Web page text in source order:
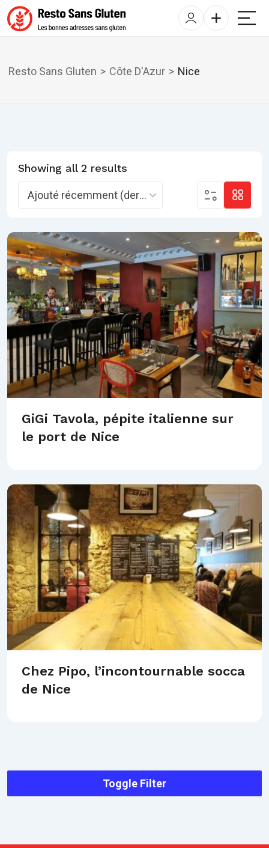
Resto Sans Gluten > Côte D'Azur > Nice
Showing all 2 results
Ajouté récemment (derniers)
GiGi Tavola, pépite italienne sur
le port de Nice
Chez Pipo, l’incontournable socca
de Nice
Toggle Filter